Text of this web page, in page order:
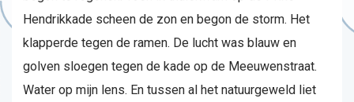
Hendrikkade scheen de zon en begon de storm. Het
klapperde tegen de ramen. De lucht was blauw en
golven sloegen tegen de kade op de Meeuwenstraat.
Water op mijn lens. En tussen al het natuurgeweld liet